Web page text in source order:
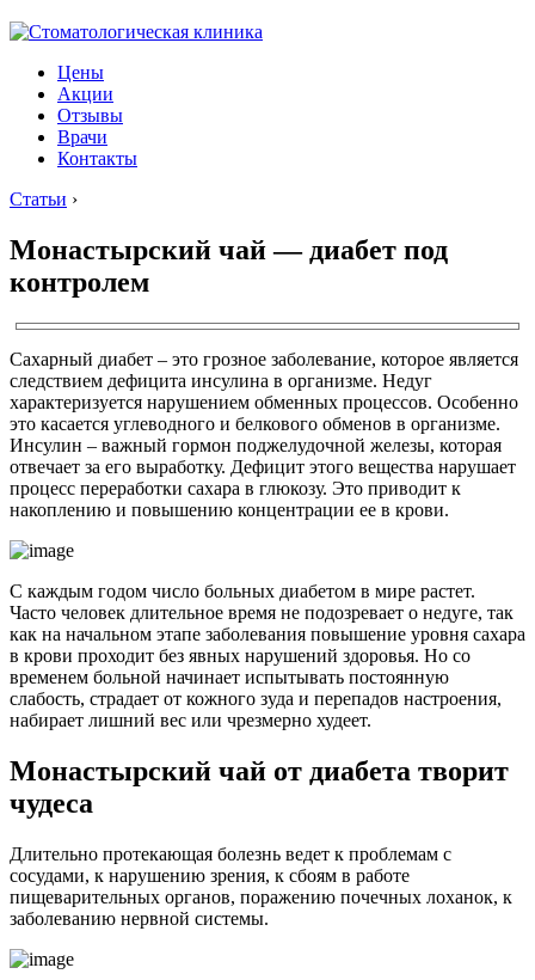
Цены
Акции
Отзывы
Врачи
Контакты
Статьи ›
Монастырский чай — диабет под
контролем
Сахарный диабет – это грозное заболевание, которое является
следствием дефицита инсулина в организме. Недуг
характеризуется нарушением обменных процессов. Особенно
это касается углеводного и белкового обменов в организме.
Инсулин – важный гормон поджелудочной железы, которая
отвечает за его выработку. Дефицит этого вещества нарушает
процесс переработки сахара в глюкозу. Это приводит к
накоплению и повышению концентрации ее в крови.
С каждым годом число больных диабетом в мире растет.
Часто человек длительное время не подозревает о недуге, так
как на начальном этапе заболевания повышение уровня сахара
в крови проходит без явных нарушений здоровья. Но со
временем больной начинает испытывать постоянную
слабость, страдает от кожного зуда и перепадов настроения,
набирает лишний вес или чрезмерно худеет.
Монастырский чай от диабета творит
чудеса
Длительно протекающая болезнь ведет к проблемам с
сосудами, к нарушению зрения, к сбоям в работе
пищеварительных органов, поражению почечных лоханок, к
заболеванию нервной системы.